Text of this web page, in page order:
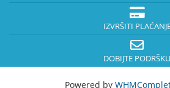
IZVRŠITI
DOBIJTE PODRŠKU
Powered by